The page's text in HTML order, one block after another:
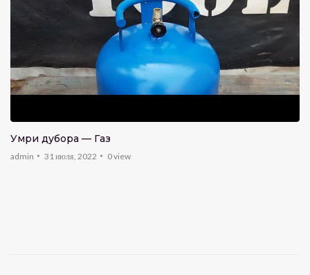
Умри дубора — Газ
admin 31 июля, 2022 0view